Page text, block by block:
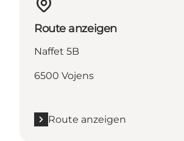
Route anzeigen
Naffet 5B
6500 Vojens
Route anzeigen